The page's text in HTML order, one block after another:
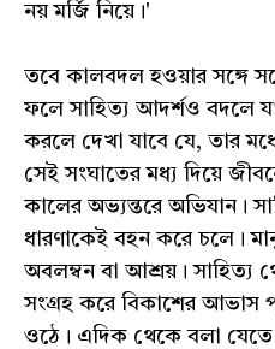
নয় মর্জি নিয়ে।'
তবে কালবদল হওয়ার সঙ্গে
ফলে সাহিত্য আদর্শও বদলে
করলে দেখা যাবে যে, তার
সেই সংঘাতের মধ্য দিয়ে
কালের অভ্যন্তরে অভিযান।
ধারণাকেই বহন করে চলে।
অবলম্বন বা আশ্রয়। সাহিত্য
সংগ্রহ করে বিকাশের আভাস
ওঠে। এদিক থেকে বলা যেতে